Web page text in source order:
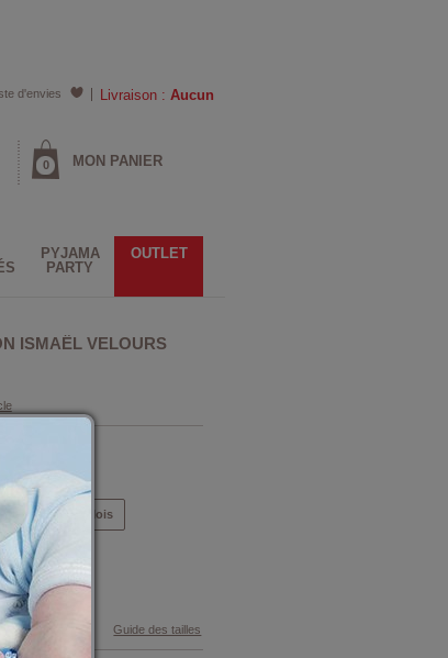
Livraison : Aucun
d'envies
0 MON PANIER
PYJAMA
PARTY
OUTLET
ISMAËL VELOURS
9 Mois 12 Mois
Guide des tailles